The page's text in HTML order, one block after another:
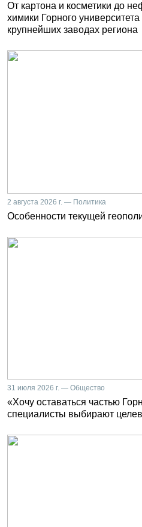
От картона и косметики до
химики Горного
крупнейших заводах региона
2 августа 2026 г. — Политика
Особенности текущей
31 июля 2026 г. — Общество
«Хочу оставаться частью
специалисты выбирают